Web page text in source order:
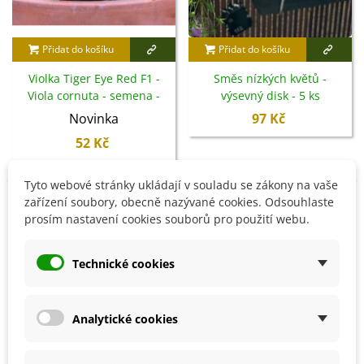
Přidat do košíku
Violka Tiger Eye Red F1 -
Viola cornuta - semena -
20 ks
Novinka
52 Kč
Přidat do košíku
Směs nízkých květů -
výsevný disk - 5 ks
97 Kč
Není skladem
Tyto webové stránky ukládají v souladu se zákony na vaše
zařízení soubory, obecně nazývané cookies. Odsouhlaste
prosím nastavení cookies souborů pro použití webu.
Technické cookies
Analytické cookies